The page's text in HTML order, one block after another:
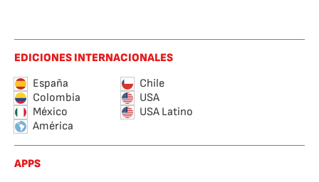
EDICIONES INTERNACIONALES
España
Chile
Colombia
USA
México
USA Latino
América
APPS